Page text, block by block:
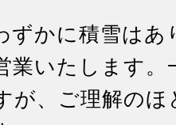
ずかに積雪はあ
業いたします
が、ご理解の